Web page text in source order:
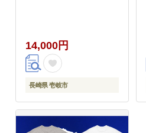
14,000円
長崎県 壱岐市